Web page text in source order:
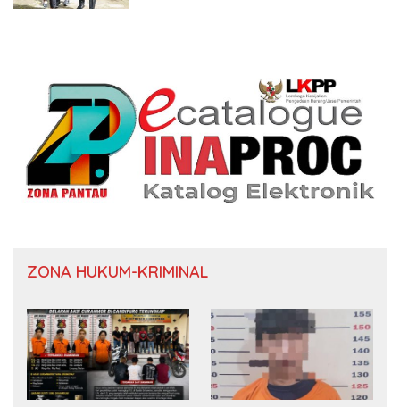
ZONA HUKUM-KRIMINAL